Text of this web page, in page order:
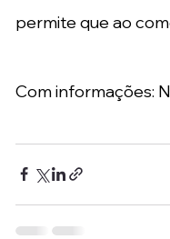
permite que ao
Com informações: